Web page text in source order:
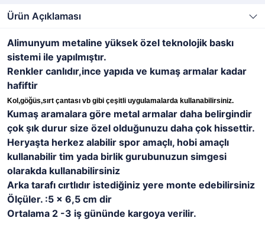
Ürün Açıklaması
Alimunyum metaline yüksek özel teknolojik baskı
sistemi ile yapılmıştır.
Renkler canlıdır,ince yapıda ve kumaş armalar kadar
hafiftir
Kol,göğüs,sırt çantası vb gibi çeşitli uygulamalarda kullanabilirsiniz.
Kumaş aramalara göre metal armalar daha belirgindir
çok şık durur size özel olduğunuzu daha çok hissettir.
Heryaşta herkez alabilir spor amaçlı, hobi amaçlı
kullanabilir tim yada birlik gurubunuzun simgesi
olarakda kullanabilirsiniz
Arka tarafı cırtlıdır istediğiniz yere monte edebilirsiniz
Ölçüler. :5 x 6,5 cm dir
Ortalama 2 -3 iş gününde kargoya verilir.